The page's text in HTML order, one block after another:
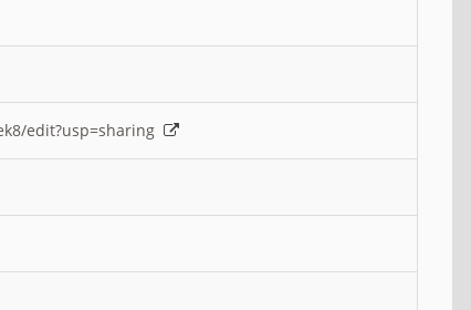
edit?usp=sharing